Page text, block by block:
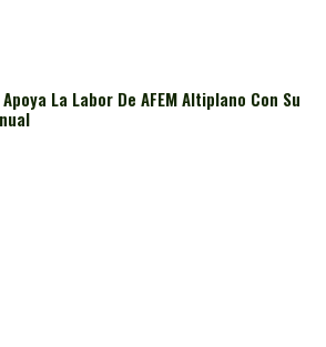
La Labor De AFEM Altiplano Con Su